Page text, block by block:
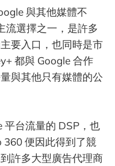
與其他媒體不
流選擇之一，是許多
要入口，也同時是市
都與 Google 合作
與其他只有媒體的公
平台流量的 DSP，也
360 便因此得到了競
許多大型廣告代理商